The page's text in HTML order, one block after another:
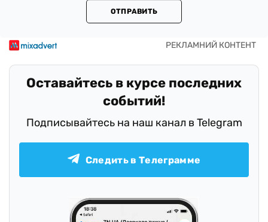
ОТПРАВИТЬ
Оставайтесь в курсе последних
событий!
Подписывайтесь на наш канал в Telegram
Следить в Телеграмме